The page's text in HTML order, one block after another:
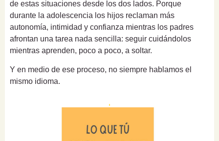
de estas situaciones desde los dos lados. Porque
durante la adolescencia los hijos reclaman más
autonomía, intimidad y confianza mientras los padres
afrontan una tarea nada sencilla: seguir cuidándolos
mientras aprenden, poco a poco, a soltar.
Y en medio de ese proceso, no siempre hablamos el
mismo idioma.